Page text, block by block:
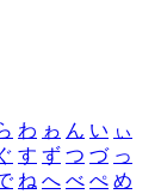
わ ゎ ん い ぃ
す ず つ づ っ
ね へ べ ぺ め